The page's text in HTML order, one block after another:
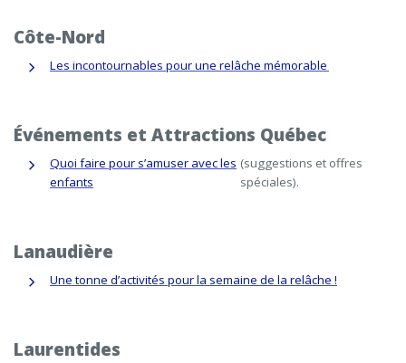
Côte-Nord
Les incontournables pour une relâche mémorable
Événements et Attractions Québec
Quoi faire pour s’amuser avec les
enfants
(suggestions et offres
spéciales).
Lanaudière
Une tonne d’activités pour la semaine de la relâche !
Laurentides